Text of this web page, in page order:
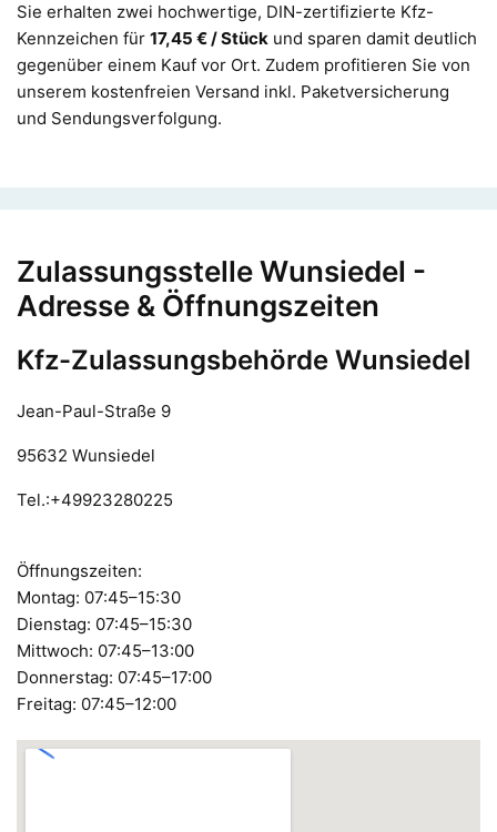
Sie erhalten zwei hochwertige, DIN-zertifizierte Kfz-
Kennzeichen für 17,45 € / Stück und sparen damit deutlich
gegenüber einem Kauf vor Ort. Zudem profitieren Sie von
unserem kostenfreien Versand inkl. Paketversicherung
und Sendungsverfolgung.
Zulassungsstelle Wunsiedel -
Adresse & Öffnungszeiten
Kfz-Zulassungsbehörde Wunsiedel
Jean-Paul-Straße 9
95632 Wunsiedel
Tel.:+49923280225
Öffnungszeiten:
Montag: 07:45–15:30
Dienstag: 07:45–15:30
Mittwoch: 07:45–13:00
Donnerstag: 07:45–17:00
Freitag: 07:45–12:00